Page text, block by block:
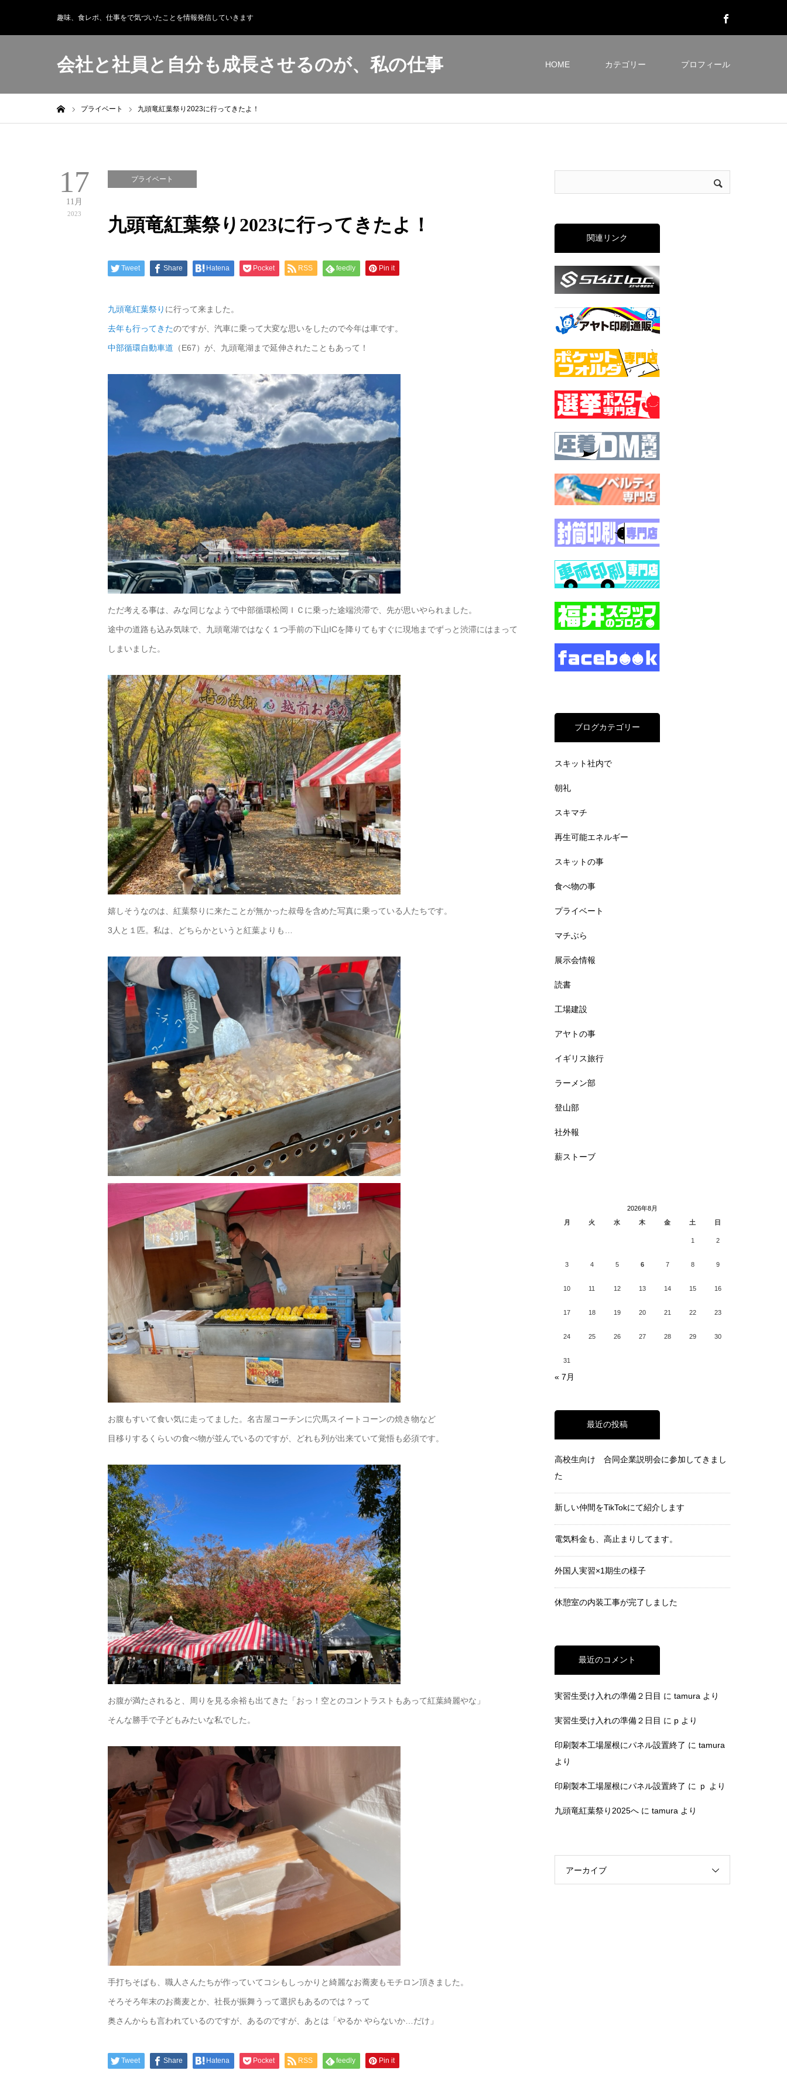
趣味、食レポ、仕事をで気づいたことを情報発信していきます
会社と社員と自分も成長させるのが、私の仕事 HOME カテゴリー プロフィール
プライベート 九頭竜紅葉祭り2023に行ってきたよ！
17
11月
2023
プライベート
九頭竜紅葉祭り2023に行ってきたよ！
Tweet Share Hatena Pocket RSS feedly Pin it
九頭竜紅葉祭り に行って来ました。
去年も行ってきたのですが、汽車に乗って大変な思いをしたので今年は車です。
中部循環自動車道 （E67）が、九頭竜湖まで延伸されたこともあって！
ただ考える事は、みな同じなようで中部循環松岡ＩＣに乗った途端渋滞で、先が思いやられました。
途中の道路も込み気味で、九頭竜湖ではなく１つ手前の下山ICを降りてもすぐに現地までずっと渋滞にはまって
しまいました。
嬉しそうなのは、紅葉祭りに来たことが無かった叔母を含めた写真に乗っている人たちです。
3人と１匹。私は、どちらかというと紅葉よりも…
お腹もすいて食い気に走ってました。名古屋コーチンに穴馬スイートコーンの焼き物など
目移りするくらいの食べ物が並んでいるのですが、どれも列が出来ていて覚悟も必須です。
お腹が満たされると、周りを見る余裕も出てきた「おっ！空とのコントラストもあって紅葉綺麗やな」
そんな勝手で子どもみたいな私でした。
手打ちそばも、職人さんたちが作っていてコシもしっかりと綺麗なお蕎麦もモチロン頂きました。
そろそろ年末のお蕎麦とか、社長が振舞うって選択もあるのでは？って
奥さんからも言われているのですが、あるのですが、あとは「やるか やらないか…だけ」
Tweet Share Hatena Pocket RSS feedly Pin it
関連リンク
ブログカテゴリー
スキット社内で
朝礼
スキマチ
再生可能エネルギー
スキットの事
食べ物の事
プライベート
マチぶら
展示会情報
読書
工場建設
アヤトの事
イギリス旅行
ラーメン部
登山部
社外報
薪ストーブ
2026年8月
月
火 水 木 金 土 日
1 2
3 4 5 6 7 8 9
10 11 12 13 14 15 16
17 18 19 20 21 22 23
24 25 26 27 28 29 30
31
« 7月
最近の投稿
高校生向け 合同企業説明会に参加してきまし
た
新しい仲間をTikTokにて紹介します
電気料金も、高止まりしてます。
外国人実習×1期生の様子
休憩室の内装工事が完了しました
最近のコメント
実習生受け入れの準備２日目 に tamura より
実習生受け入れの準備２日目 に p より
印刷製本工場屋根にパネル設置終了 に tamura
より
印刷製本工場屋根にパネル設置終了 に ｐ より
九頭竜紅葉祭り2025へ に tamura より
アーカイブ